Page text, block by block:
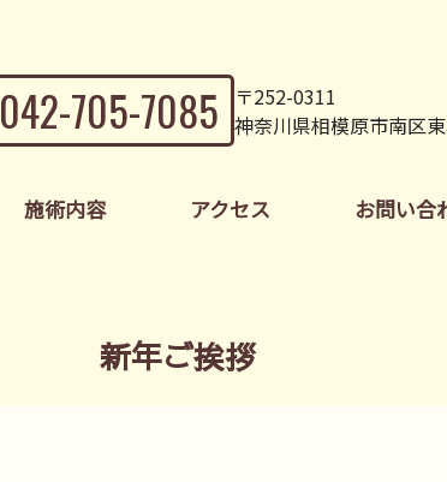
042-705-7085
〒252-0311
神奈川県相模原市南区
施術内容 アクセス お問い合
新年ご挨拶